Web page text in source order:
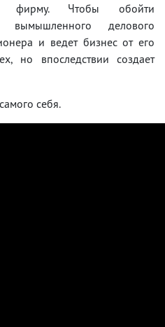
фирму. Чтобы обойти
вымышленного делового
и ведет бизнес от его
но впоследствии создает
себя.